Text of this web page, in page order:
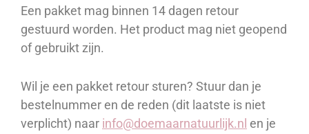
Een pakket mag binnen 14 dagen retour
gestuurd worden. Het product mag niet geopend
of gebruikt zijn.
Wil je een pakket retour sturen? Stuur dan je
bestelnummer en de reden (dit laatste is niet
verplicht) naar info@doemaarnatuurlijk.nl en je